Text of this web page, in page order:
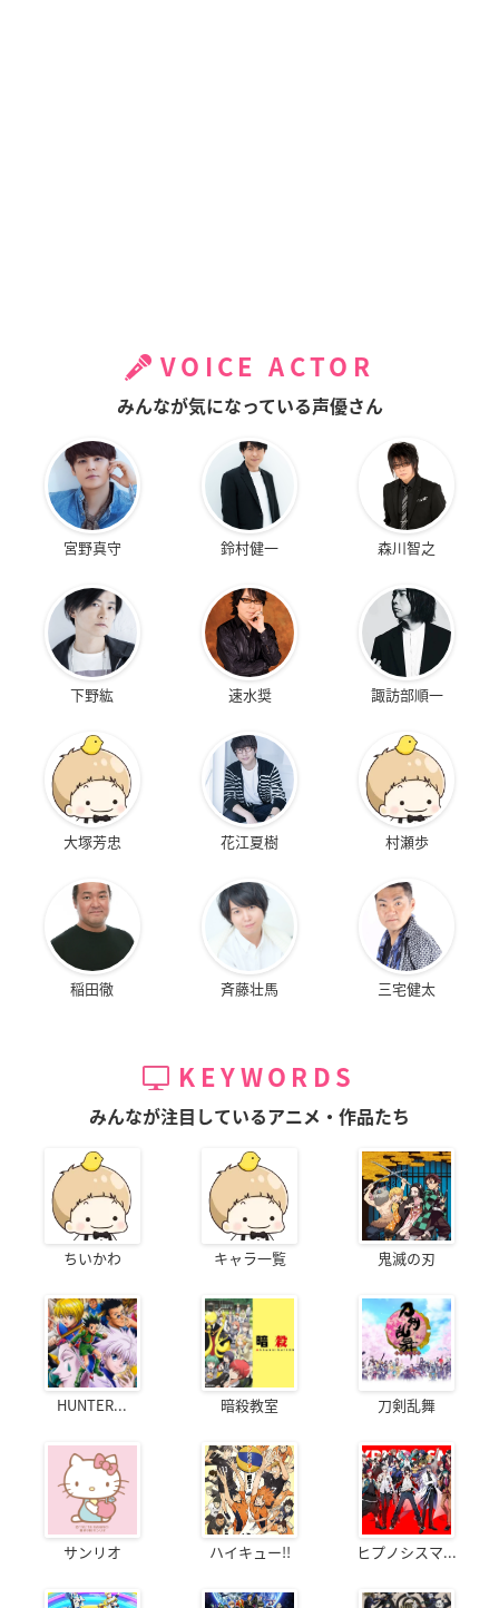
VOICE ACTOR
みんなが気になっている声優さん
宮野真守 鈴村健一 森川智之
下野紘 速水奨 諏訪部順一
大塚芳忠 花江夏樹 村瀬歩
稲田徹 斉藤壮馬 三宅健太
KEYWORDS
みんなが注目しているアニメ・作品たち
ちいかわ キャラ一覧 鬼滅の刃
HUNTER... 暗殺教室 刀剣乱舞
サンリオ ハイキュー!! ヒプノシスマ...